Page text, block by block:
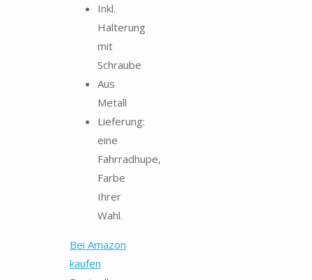
Inkl.
Halterung
mit
Schraube
Aus
Metall
Lieferung:
eine
Fahrradhupe,
Farbe
Ihrer
Wahl.
Bei Amazon
kaufen